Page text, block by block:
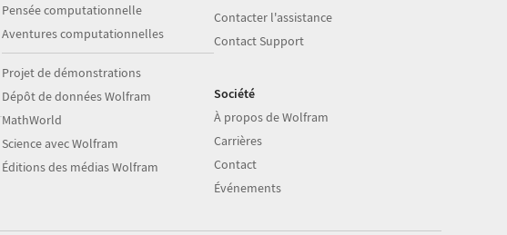
Pensée computationnelle
Aventures computationnelles
Projet de démonstrations
Dépôt de données Wolfram
MathWorld
Science avec Wolfram
Éditions des médias Wolfram
Contacter l'assistance
Contact Support
Société
À propos de Wolfram
Carrières
Contact
Événements